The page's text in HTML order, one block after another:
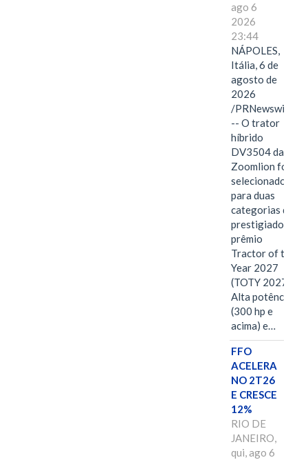
ago 6
2026
23:44
NÁPOLES,
Itália, 6 de
agosto de
2026
/PRNewswire/
-- O trator
híbrido
DV3504 da
Zoomlion foi
selecionado
para duas
categorias do
prestigiado
prêmio
Tractor of the
Year 2027
(TOTY 2027:
Alta potência
(300 hp e
acima) e…
FFO
ACELERA
NO 2T26
E CRESCE
12%
RIO DE
JANEIRO,
qui, ago 6